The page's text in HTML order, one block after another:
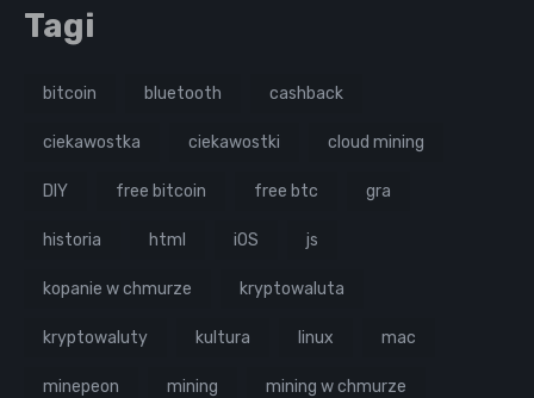
Tagi
bitcoin bluetooth cashback
ciekawostka ciekawostki cloud mining
DIY free bitcoin free btc gra
historia html iOS js
kopanie w chmurze kryptowaluta
kryptowaluty kultura linux mac
minepeon mining mining w chmurze